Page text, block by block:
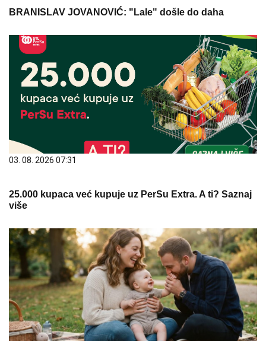
BRANISLAV JOVANOVIĆ: "Lale" došle do daha
03. 08. 2026 07:31
25.000 kupaca već kupuje uz PerSu Extra. A ti? Saznaj
više